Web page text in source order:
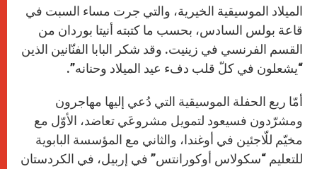
الميلاد الموسيقية الخيرية، والتي جرت مساء السبت في
قاعة بولس السادس، بحسب ما كتبته أنيتا بوردان من
القسم الفرنسي في زينيت. وقد شكر البابا الفنّانين الذين
“يشعلون في كلّ قلب دفء عيد الميلاد وحنانه”.
أمّا ريع الحفلة الموسيقية التي دُعي إليها مهاجرون
ومشرّدون فسيعود لتمويل مشروعَي تعاضد، الأوّل مع
مخيّم للّاجئين في أوغندا، والثاني مع المؤسسة البابوية
للتعليم “سكولاس أوكورانتس” في إربيل، في الكردستان